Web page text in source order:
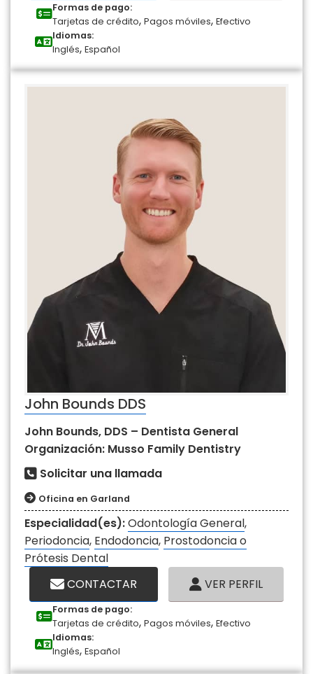
Formas de pago:
Tarjetas de crédito, Pagos móviles, Efectivo
Idiomas:
Inglés, Español
John Bounds DDS
John Bounds, DDS – Dentista General
Organización: Musso Family Dentistry
Solicitar una llamada
Oficina en Garland
Especialidad(es):Odontología General,
Periodoncia, Endodoncia, Prostodoncia o
Prótesis Dental
CONTACTAR
VER PERFIL
Formas de pago:
Tarjetas de crédito, Pagos móviles, Efectivo
Idiomas:
Inglés, Español